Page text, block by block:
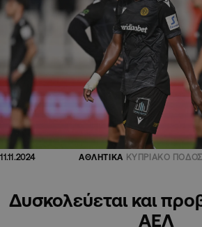
11.11.2024 ΑΘΛΗΤΙΚΑ ΚΥΠΡΙΑΚΟ
Δυσκολεύεται και
ΑΕΛ